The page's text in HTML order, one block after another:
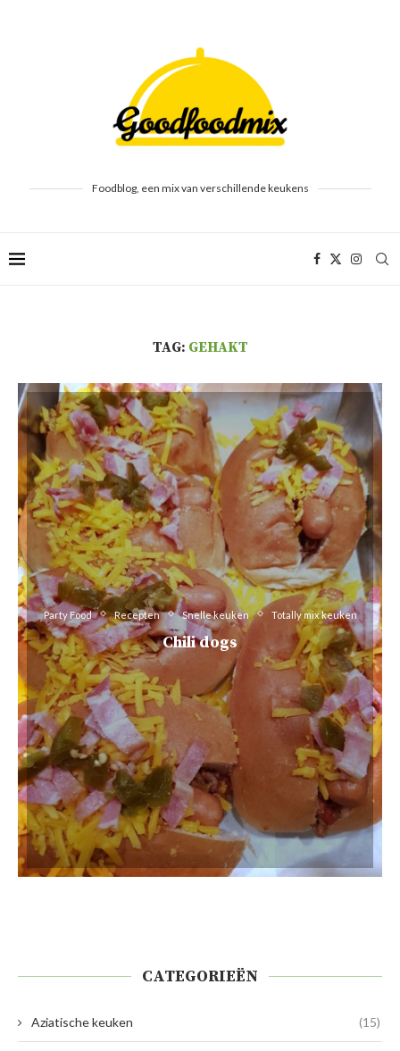
Foodblog, een mix van verschillende keukens
TAG: GEHAKT
Party Food Recepten Snelle keuken Totally mix keuken
Chili dogs
CATEGORIEËN
Aziatische keuken (15)